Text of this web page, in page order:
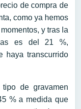
de compra de
como ya hemos
y tras la
es del 21 %,
haya transcurrido
de gravamen
% a medida que